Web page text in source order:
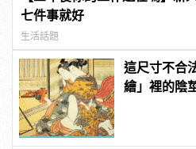
七件事就好
生活話題
這尺寸不合
繪」裡的陰